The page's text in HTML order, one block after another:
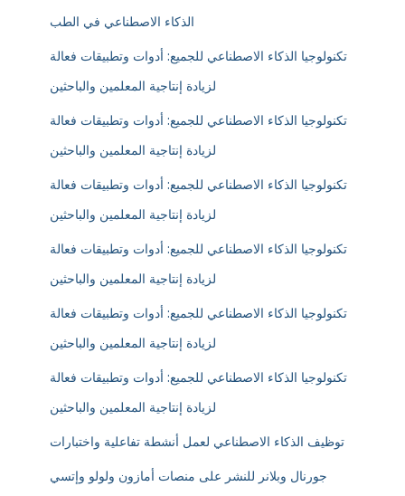
الذكاء الاصطناعي في الطب
تكنولوجيا الذكاء الاصطناعي للجميع: أدوات وتطبيقات فعالة
لزيادة إنتاجية المعلمين والباحثين
تكنولوجيا الذكاء الاصطناعي للجميع: أدوات وتطبيقات فعالة
لزيادة إنتاجية المعلمين والباحثين
تكنولوجيا الذكاء الاصطناعي للجميع: أدوات وتطبيقات فعالة
لزيادة إنتاجية المعلمين والباحثين
تكنولوجيا الذكاء الاصطناعي للجميع: أدوات وتطبيقات فعالة
لزيادة إنتاجية المعلمين والباحثين
تكنولوجيا الذكاء الاصطناعي للجميع: أدوات وتطبيقات فعالة
لزيادة إنتاجية المعلمين والباحثين
تكنولوجيا الذكاء الاصطناعي للجميع: أدوات وتطبيقات فعالة
لزيادة إنتاجية المعلمين والباحثين
توظيف الذكاء الاصطناعي لعمل أنشطة تفاعلية واختبارات
جورنال وبلانر للنشر على منصات أمازون ولولو وإتسي